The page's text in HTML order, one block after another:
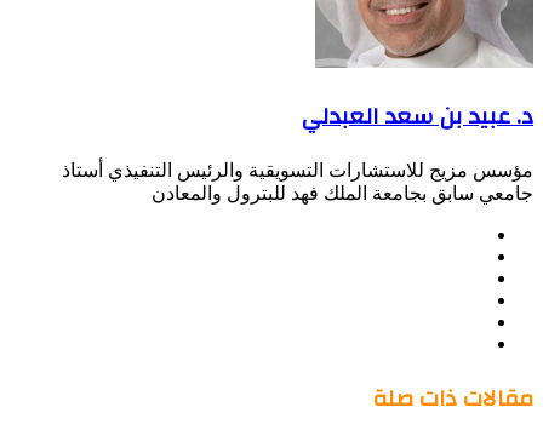
د. عبيد بن سعد العبدلي
مؤسس مزيج للاستشارات التسويقية والرئيس التنفيذي أستاذ
جامعي سابق بجامعة الملك فهد للبترول والمعادن
مقالات ذات صلة